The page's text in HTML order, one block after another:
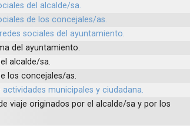
del alcalde/sa.
de los concejales/as.
sociales del ayuntamiento.
del ayuntamiento.
alcalde/sa.
los concejales/as.
municipales y ciudadana.
viaje originados por el alcalde/sa y por los